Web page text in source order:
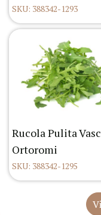
SKU: 388342-1293
Rucola Pulita
Ortoromi
SKU: 388342-1295